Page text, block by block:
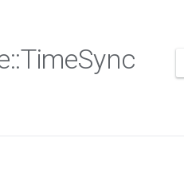
::TimeSync